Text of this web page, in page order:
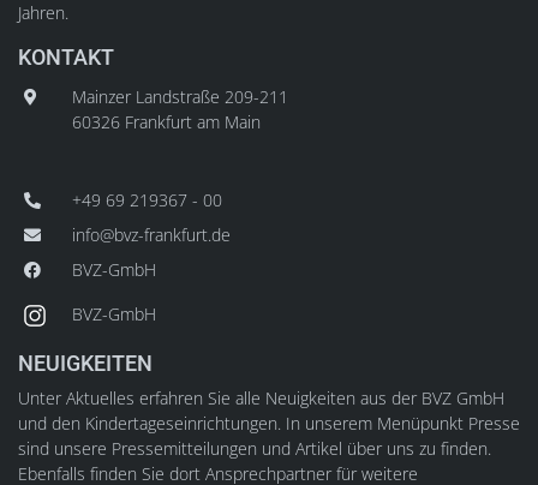
Jahren.
KONTAKT
Mainzer Landstraße 209-211
60326 Frankfurt am Main
+49 69 219367 - 00
info@bvz-frankfurt.de
BVZ-GmbH
BVZ-GmbH
NEUIGKEITEN
Unter Aktuelles erfahren Sie alle Neuigkeiten aus der BVZ GmbH
und den Kindertageseinrichtungen. In unserem Menüpunkt Presse
sind unsere Pressemitteilungen und Artikel über uns zu finden.
Ebenfalls finden Sie dort Ansprechpartner für weitere